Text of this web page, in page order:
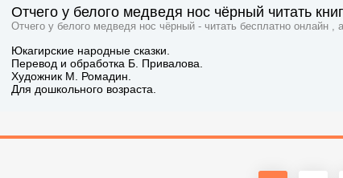
Отчего у белого медведя нос чёрный читать
Отчего у белого медведя нос чёрный - читать бесплатно онлайн ,
Юкагирские народные сказки.
Перевод и обработка Б. Привалова.
Художник М. Ромадин.
Для дошкольного возраста.